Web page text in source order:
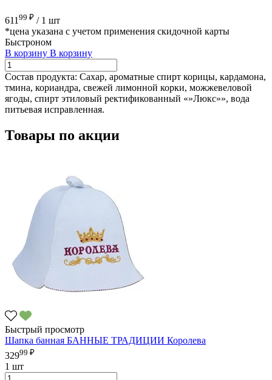
61199 ₽ / 1 шт
*цена указана с учетом применения скидочной карты
Быстроном
В корзину В корзину
Состав продукта: Сахар, ароматные спирт корицы, кардамона,
тмина, кориандра, свежей лимонной корки, можжевеловой
ягоды, спирт этиловый ректификованный «»Люкс»», вода
питьевая исправленная.
Товары по акции
Быстрый просмотр
Шапка банная БАННЫЕ ТРАДИЦИИ Королева
32999 ₽
1 шт